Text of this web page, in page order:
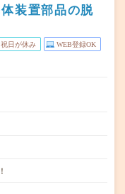
装置部品の脱
祝日が休み WEB登録OK